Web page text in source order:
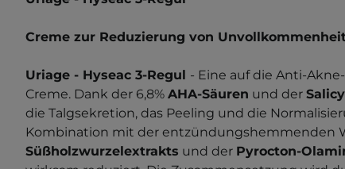
Creme zur Reduzierung von
Uriage - Hyseac 3-Regul - Eine auf die Anti-
Creme. Dank der 6,8% AHA-Säuren und der
die Talgsekretion, das Peeling und die
Kombination mit der entzündungshemmenden
Süßholzwurzelextrakts und der Pyrocton-